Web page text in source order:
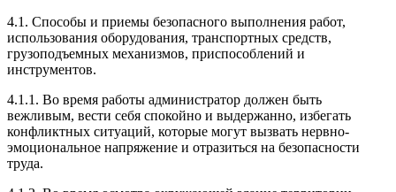
4.1. Способы и приемы безопасного выполнения работ,
использования оборудования, транспортных средств,
грузоподъемных механизмов, приспособлений и
инструментов.
4.1.1. Во время работы администратор должен быть
вежливым, вести себя спокойно и выдержанно, избегать
конфликтных ситуаций, которые могут вызвать нервно-
эмоциональное напряжение и отразиться на безопасности
труда.